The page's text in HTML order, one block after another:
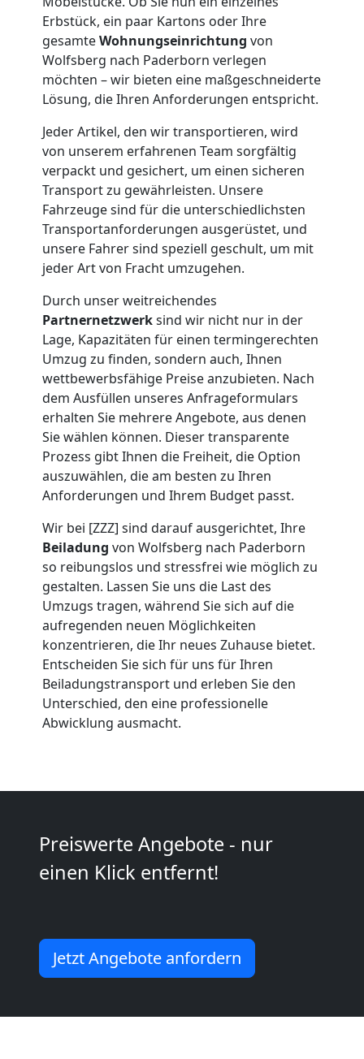
Erbstück, ein paar Kartons oder Ihre
gesamteWohnungseinrichtung von
Wolfsberg nach Paderborn verlegen
möchten – wir bieten eine maßgeschneiderte
Lösung, die Ihren Anforderungen entspricht.
Jeder Artikel, den wir transportieren, wird
von unserem erfahrenen Team sorgfältig
verpackt und gesichert, um einen sicheren
Transport zu gewährleisten. Unsere
Fahrzeuge sind für die unterschiedlichsten
Transportanforderungen ausgerüstet, und
unsere Fahrer sind speziell geschult, um mit
jeder Art von Fracht umzugehen.
Durch unser weitreichendes
Partnernetzwerksind wir nicht nur in der
Lage, Kapazitäten für einen termingerechten
Umzug zu finden, sondern auch, Ihnen
wettbewerbsfähige Preise anzubieten. Nach
dem Ausfüllen unseres Anfrageformulars
erhalten Sie mehrere Angebote, aus denen
Sie wählen können. Dieser transparente
Prozess gibt Ihnen die Freiheit, die Option
auszuwählen, die am besten zu Ihren
Anforderungen und Ihrem Budget passt.
Wir bei [ZZZ] sind darauf ausgerichtet, Ihre
Beiladung von Wolfsberg nach Paderborn
so reibungslos und stressfrei wie möglich zu
gestalten. Lassen Sie uns die Last des
Umzugs tragen, während Sie sich auf die
aufregenden neuen Möglichkeiten
konzentrieren, die Ihr neues Zuhause bietet.
Entscheiden Sie sich für uns für Ihren
Beiladungstransport und erleben Sie den
Unterschied, den eine professionelle
Abwicklung ausmacht.
Preiswerte Angebote - nur
einen Klick entfernt!
Jetzt Angebote anfordern
Möbelmontage
Wolfsberg
Möbeltransport
Wolfsberg
Beiladung
Wolfsberg
Mini
Umzug
Wolfsberg
Umzug
Mann
LKW
Wolfsberg
Umzug